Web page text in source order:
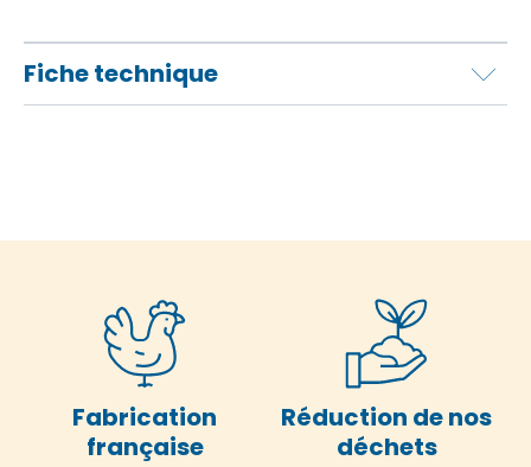
Fiche technique
Fabrication
française
Réduction de nos
déchets